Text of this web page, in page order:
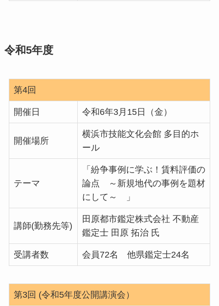
令和5年度
第4回
開催日 令和6年3月15日（金）
開催場所
横浜市技能文化会館 多目的ホ
ール
テーマ
「紛争事例に学ぶ！賃料評価の
論点 ～新規地代の事例を題材
にして～ 」
講師(勤務先等)
田原都市鑑定株式会社 不動産
鑑定士 田原 拓治 氏
受講者数 会員72名 他県鑑定士24名
第3回 (令和5年度公開講演会）